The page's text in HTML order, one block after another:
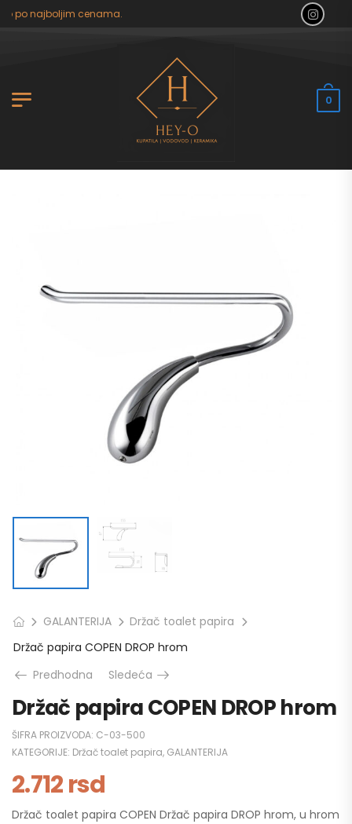
po najboljim cenama.
0
GALANTERIJA
Držač toalet papira
Držač papira COPEN DROP hrom
Predhodna
Sledeća
Držač papira COPEN DROP hrom
ŠIFRA PROIZVODA: C-03-500
KATEGORIJE: Držač toalet papira, GALANTERIJA
2.712rsd
Držač toalet papira COPEN Držač papira DROP hrom, u hrom